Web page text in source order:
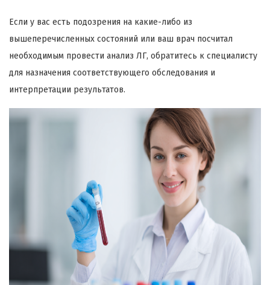
Если у вас есть подозрения на какие-либо из
вышеперечисленных состояний или ваш врач посчитал
необходимым провести анализ ЛГ, обратитесь к специалисту
для назначения соответствующего обследования и
интерпретации результатов.